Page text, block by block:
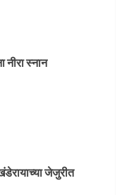
नीरा स्नान
जेजुरीत